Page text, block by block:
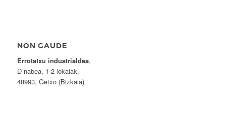
NON GAUDE
Errotatxu industrialdea,
D nabea, 1-2 lokalak,
48993, Getxo (Bizkaia)